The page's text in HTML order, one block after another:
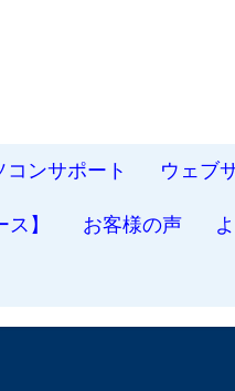
コンサポート ウェブ
】 お客様の声